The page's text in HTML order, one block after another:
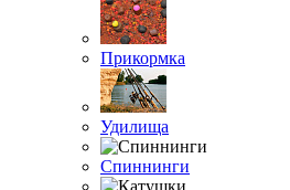
Прикормка
Удилища
Спиннинги